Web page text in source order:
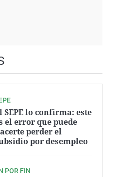
SEPE lo confirma: este
el error que puede
perder el
por desempleo
POR FIN